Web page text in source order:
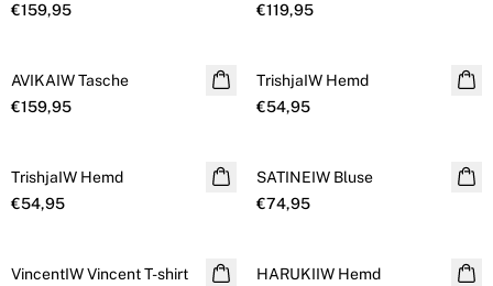
€159,95
€119,95
NEUHEITEN
AVIKAIW Tasche
€159,95
NEUHEITEN
TrishjaIW Hemd
€54,95
NEUHEITEN
TrishjaIW Hemd
€54,95
NEUHEITEN
SATINEIW Bluse
€74,95
NEUHEITEN
VincentIW Vincent T-shirt
NEUHEITEN
HARUKIIW Hemd